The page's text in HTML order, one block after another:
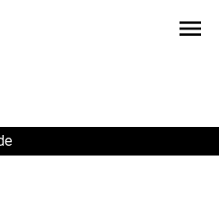
menu